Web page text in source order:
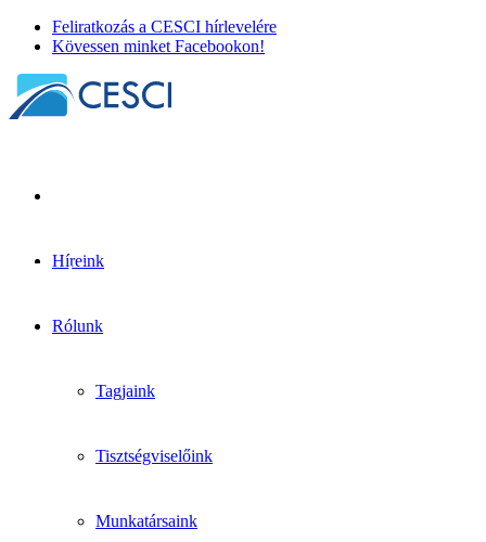
Feliratkozás a CESCI hírlevelére
Kövessen minket Facebookon!
Híreink
Rólunk
Tagjaink
Tisztségviselőink
Munkatársaink
A Határon Átnyúló Monitoring Hálózat